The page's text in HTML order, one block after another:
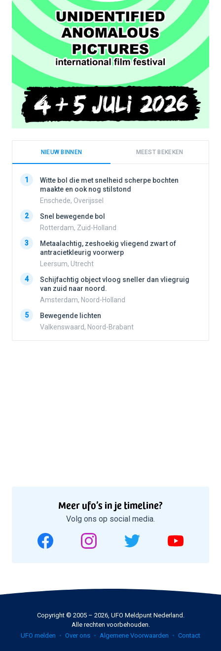
NIEUW BINNEN MEEST BEKEKEN
1
Witte bol die met snelheid scherpe bochten
maakte en ook nog stilstond
Enschede, Overijssel
2
Snel bewegende bol
Rotterdam, Zuid-Holland
3
Metaalachtig, zeshoekig vliegend zwart of
antracietkleurig voorwerp
Leersum, Utrecht
4
Schijfachtig object vloog sneller dan vliegruig
van zuid naar noord.
Amsterdam, Noord-Holland
5
Bewegende lichten
Valkenswaard, Noord-Brabant
Meer ufo’s in je timeline?
Volg ons op social media.
Copyright © 2005 – 2026, UFO Meldpunt Nederland.
Alle rechten voorbehouden.
UFO melden
Over ons Algemene Voorwaarden Contact